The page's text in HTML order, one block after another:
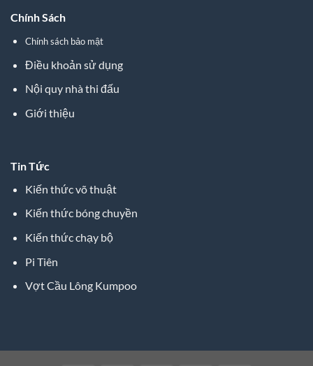
Chính Sách
Chính sách bảo mật
Điều khoản sử dụng
Nội quy nhà thi đấu
Giới thiệu
Tin Tức
Kiến thức võ thuật
Kiến thức bóng chuyền
Kiến thức chạy bộ
Pi Tiên
Vợt Cầu Lông Kumpoo